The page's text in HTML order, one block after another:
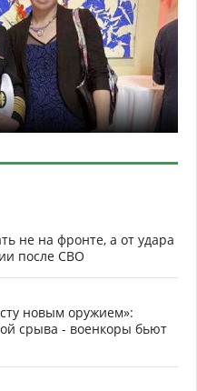
не на фронте, а от удара
после СВО
новым оружием»:
срыва - военкоры бьют